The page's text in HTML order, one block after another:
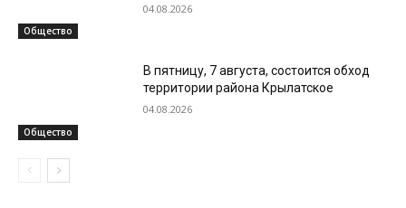
Общество
04.08.2026
Общество
В пятницу, 7 августа, состоится обход
территории района Крылатское
04.08.2026